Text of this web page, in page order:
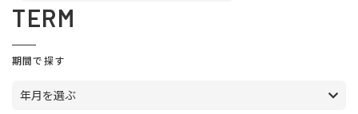
TERM
期間で探す
年月を選ぶ